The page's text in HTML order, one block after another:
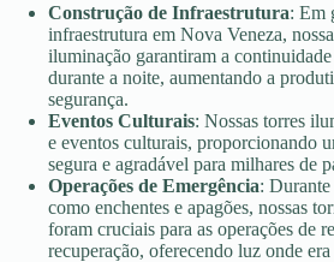
Construção de Infraestrutura: Em
infraestrutura em Nova Veneza,
iluminação garantiram a
durante a noite, aumentando a
segurança.
Eventos Culturais: Nossas torres
e eventos culturais, proporcionando
segura e agradável para milhares de
Operações de Emergência: Durante
como enchentes e apagões, nossas
foram cruciais para as operações de
recuperação, oferecendo luz onde era